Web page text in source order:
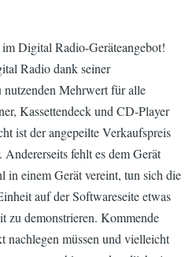
Digital Radio-Geräteangebot!
Radio dank seiner
Mehrwert für alle
Kassettendeck und CD-Player
ist der angepeilte Verkaufspreis
fehlt es dem Gerät
einem Gerät vereint, tun sich die
auf der Softwareseite etwas
zu demonstrieren. Kommende
nachlegen müssen und vielleicht